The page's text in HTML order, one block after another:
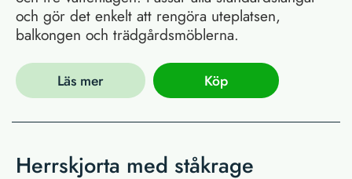
och gör det enkelt att rengöra uteplatsen,
balkongen och trädgårdsmöblerna.
Läs mer Köp
Herrskjorta med ståkrage